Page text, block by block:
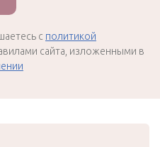
с политикой
сайта, изложенными в